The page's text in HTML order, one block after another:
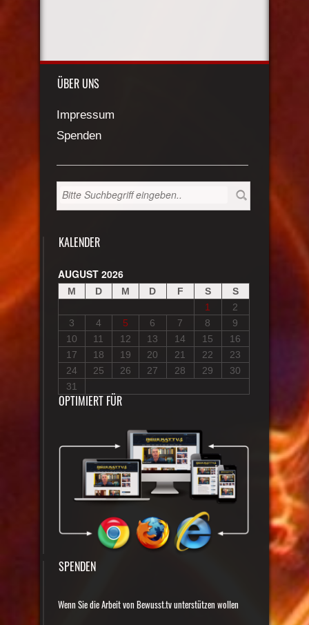
ÜBER UNS
Impressum
Spenden
KALENDER
AUGUST 2026
M D M D F S
S
1
2
3
4 5 6 7 8
9
10
11 12 13 14 15
16
17
18 19 20 21 22
23
24
25 26 27 28 29
30
31
OPTIMIERT FÜR
SPENDEN
Wenn Sie die Arbeit von Bewusst.tv unterstützen wollen